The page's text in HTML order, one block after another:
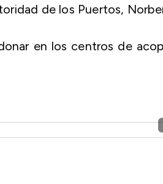
de los Puertos,
en los centros de